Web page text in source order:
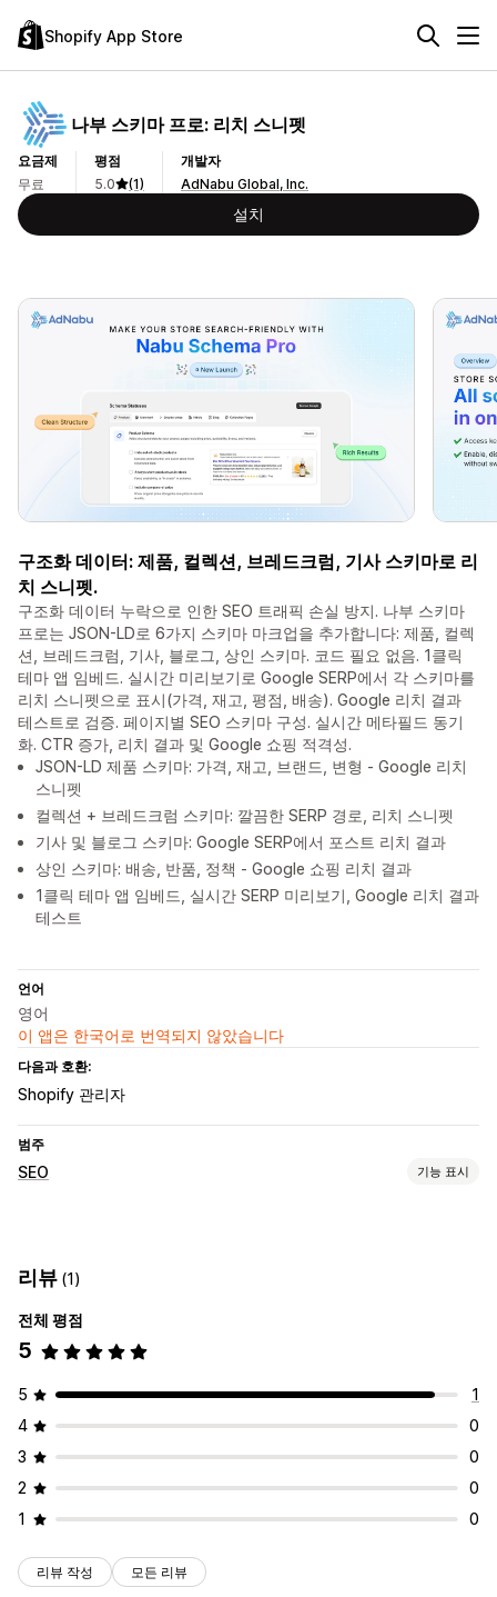
Shopify App Store
나부 스키마 프로: 리치 스니펫
요금제
무료
평점
5.0
(1)
개발자
AdNabu Global, Inc.
설치
구조화 데이터: 제품, 컬렉션, 브레드크럼, 기사 스키마로 리
치 스니펫.
구조화 데이터 누락으로 인한 SEO 트래픽 손실 방지. 나부 스키마
프로는 JSON-LD로 6가지 스키마 마크업을 추가합니다: 제품, 컬렉
션, 브레드크럼, 기사, 블로그, 상인 스키마. 코드 필요 없음. 1클릭
테마 앱 임베드. 실시간 미리보기로 Google SERP에서 각 스키마를
리치 스니펫으로 표시(가격, 재고, 평점, 배송). Google 리치 결과
테스트로 검증. 페이지별 SEO 스키마 구성. 실시간 메타필드 동기
화. CTR 증가, 리치 결과 및 Google 쇼핑 적격성.
JSON-LD 제품 스키마: 가격, 재고, 브랜드, 변형 - Google 리치
스니펫
컬렉션 + 브레드크럼 스키마: 깔끔한 SERP 경로, 리치 스니펫
기사 및 블로그 스키마: Google SERP에서 포스트 리치 결과
상인 스키마: 배송, 반품, 정책 - Google 쇼핑 리치 결과
1클릭 테마 앱 임베드, 실시간 SERP 미리보기, Google 리치 결과
테스트
언어
영어
이 앱은 한국어로 번역되지 않았습니다
다음과 호환:
Shopify 관리자
범주
SEO 기능 표시
실적 모니터링
SEO 점수
리뷰 (1)
전체 평점
5
5
1
4
0
3
0
2
0
1
0
리뷰 작성 모든 리뷰